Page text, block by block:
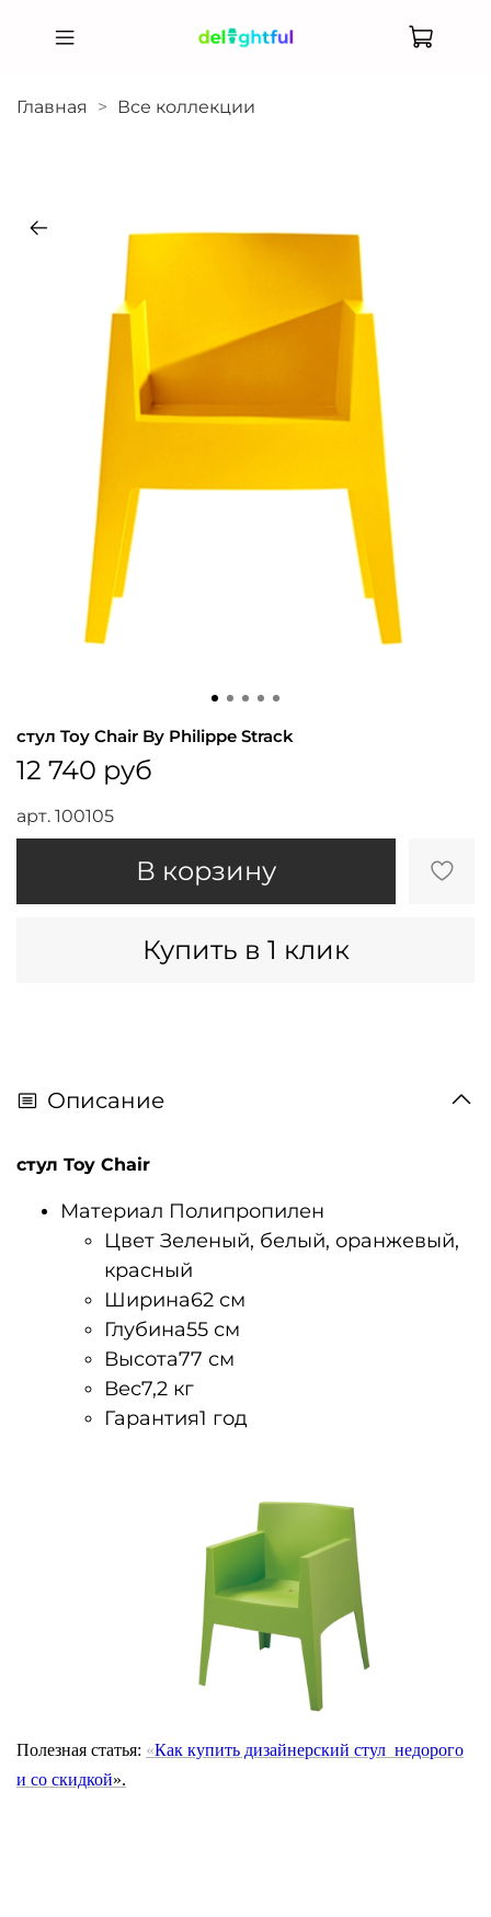
Главная Все коллекции
арт. 100105
стул Toy Chair By Philippe Strack
12 740 руб
В корзину
Купить в 1 клик
Описание
стул Toy Chair
Материал Полипропилен
Цвет Зеленый, белый, оранжевый,
красный
Ширина62 см
Глубина55 см
Высота77 см
Вес7,2 кг
Гарантия1 год
Полезная статья: «Как купить дизайнерский стул недорого
и со скидкой».